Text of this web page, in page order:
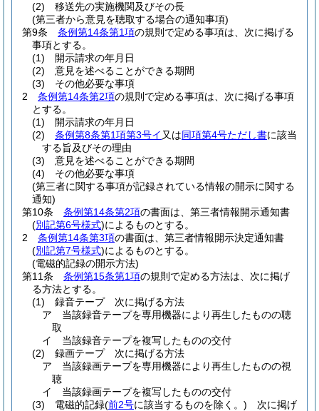
(2)
移送先の実施機関及びその長
(第三者から意見を聴取する場合の通知事項)
第9条
条例第14条第1項の規則で定める事項は、次に掲げる
事項とする。
(1)
開示請求の年月日
(2)
意見を述べることができる期間
(3)
その他必要な事項
2
条例第14条第2項の規則で定める事項は、次に掲げる事項
とする。
(1)
開示請求の年月日
(2)
条例第8条第1項第3号イ 又は同項第4号ただし書に該当
する旨及びその理由
(3)
意見を述べることができる期間
(4)
その他必要な事項
(第三者に関する事項が記録されている情報の開示に関する
通知)
第10条
条例第14条第2項の書面は、第三者情報開示通知書
(別記第6号様式)によるものとする。
2
条例第14条第3項の書面は、第三者情報開示決定通知書
(別記第7号様式)によるものとする。
(電磁的記録の開示方法)
第11条
条例第15条第1項の規則で定める方法は、次に掲げ
る方法とする。
(1)
録音テープ 次に掲げる方法
ア
当該録音テープを専用機器により再生したものの聴
取
イ
当該録音テープを複写したものの交付
(2)
録画テープ 次に掲げる方法
ア
当該録画テープを専用機器により再生したものの視
聴
イ
当該録画テープを複写したものの交付
(3)
電磁的記録(前2号に該当するものを除く。) 次に掲げ